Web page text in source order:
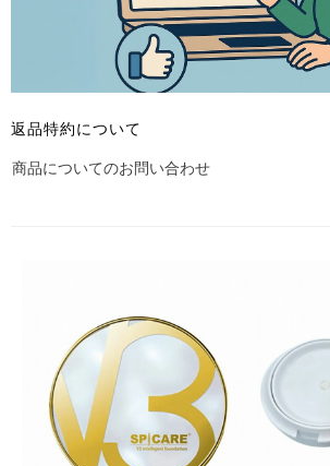
返品特約について
商品についてのお問い合わせ